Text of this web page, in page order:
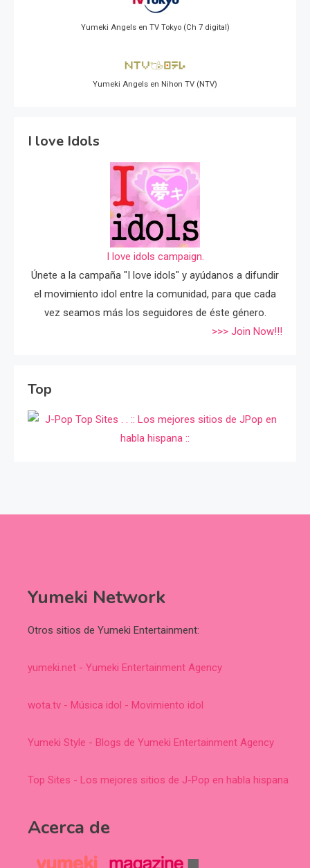
Yumeki Angels en TV Tokyo (Ch 7 digital)
Yumeki Angels en Nihon TV (NTV)
I love Idols
I love idols campaign.
Únete a la campaña "I love idols" y ayúdanos a difundir
el movimiento idol entre la comunidad, para que cada
vez seamos más los seguidores de éste género.
>>> Join Now!!!
Top
Yumeki Network
Otros sitios de Yumeki Entertainment:
yumeki.net - Yumeki Entertainment Agency
wota.tv - Música idol - Movimiento idol
Yumeki Style - Blogs de Yumeki Entertainment Agency
Top Sites - Los mejores sitios de J-Pop en habla hispana
Acerca de